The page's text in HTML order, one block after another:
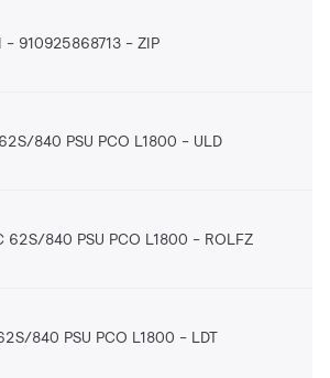
- 910925868713 ZIP
840 PSU PCO L1800 ULD
62S/840 PSU PCO L1800 ROLFZ
840 PSU PCO L1800 LDT